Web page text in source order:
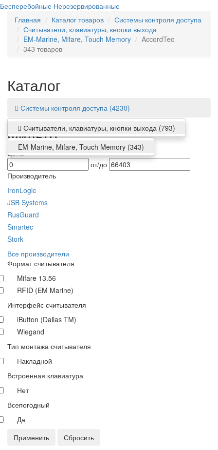
Бесперебойные Нерезервированные
Главная
Каталог товаров
Системы контроля доступа
Считыватели, клавиатуры, кнопки выхода
EM-Marine, Mifare, Touch Memory
AccordTec
343 товаров
Каталог
Системы контроля доступа (4230)
Считыватели, клавиатуры, кнопки выхода (793)
EM-Marine, Mifare, Touch Memory (343)
Фильтр
Цена
от/до
Производитель
IronLogic
JSB Systems
RusGuard
Smartec
Stork
Все производители
Формат считывателя
Mifare 13.56
RFID (EM Marine)
Интерфейс считывателя
iButton (Dallas TM)
Wiegand
Тип монтажа считывателя
Накладной
Встроенная клавиатура
Нет
Всепогодный
Да
Применить
Сбросить